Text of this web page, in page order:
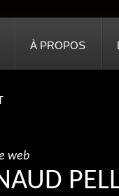
À PROPOS
web